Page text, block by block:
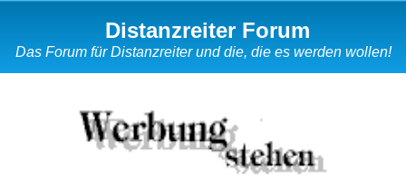
Distanzreiter Forum
Das Forum für Distanzreiter und die, die es werden wollen!